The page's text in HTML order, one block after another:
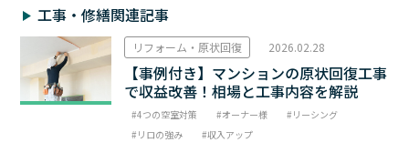
工事・修繕関連記事
リフォーム・原状回復 2026.02.28
【事例付き】マンションの原状回復工事
で収益改善！相場と工事内容を解説
4つの空室対策 オーナー様
リーシング
リロの強み
収入アップ